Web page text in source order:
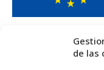
de las
KEEP IN TOUCH